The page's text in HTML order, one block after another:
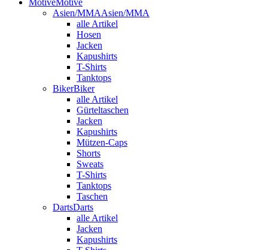
Asien/MMAAsien/MMA
alle Artikel
Hosen
Jacken
Kapushirts
T-Shirts
Tanktops
BikerBiker
alle Artikel
Gürteltaschen
Jacken
Kapushirts
Mützen-Caps
Shorts
Sweats
T-Shirts
Tanktops
Taschen
DartsDarts
alle Artikel
Jacken
Kapushirts